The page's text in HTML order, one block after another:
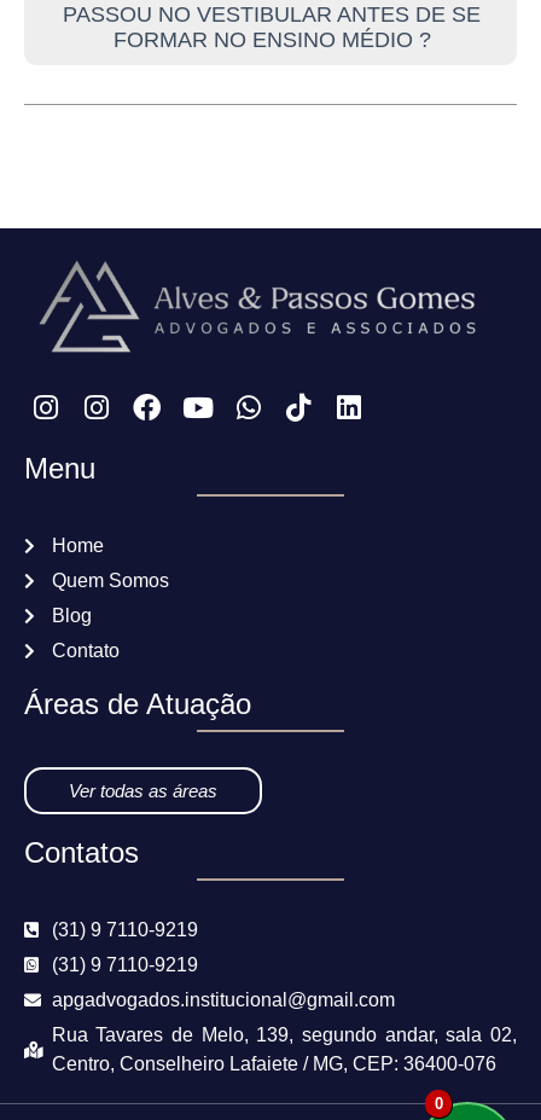
PASSOU NO VESTIBULAR ANTES DE SE
FORMAR NO ENSINO MÉDIO ?
Menu
Home
Quem Somos
Blog
Contato
Áreas de Atuação
Ver todas as áreas
Contatos
(31) 9 7110-9219
(31) 9 7110-9219
apgadvogados.institucional@gmail.com
Rua Tavares de Melo, 139, segundo andar, sala 02,
Centro, Conselheiro Lafaiete / MG, CEP: 36400-076
0